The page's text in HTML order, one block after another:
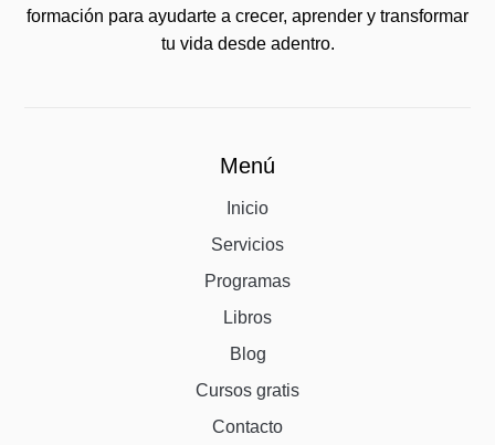
formación para ayudarte a crecer, aprender y transformar
tu vida desde adentro.
Menú
Inicio
Servicios
Programas
Libros
Blog
Cursos gratis
Contacto